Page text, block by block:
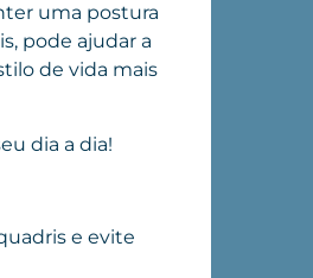
uma postura
pode ajudar a
de vida mais
dia a dia!
e evite